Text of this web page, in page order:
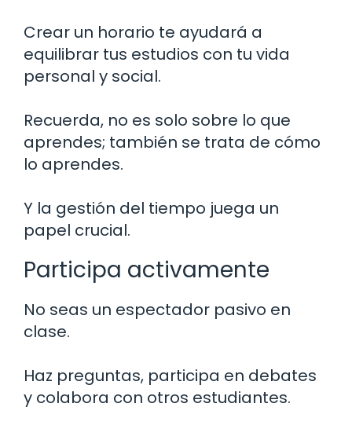
Crear un horario te ayudará a
equilibrar tus estudios con tu vida
personal y social.
Recuerda, no es solo sobre lo que
aprendes; también se trata de cómo
lo aprendes.
Y la gestión del tiempo juega un
papel crucial.
Participa activamente
No seas un espectador pasivo en
clase.
Haz preguntas, participa en debates
y colabora con otros estudiantes.